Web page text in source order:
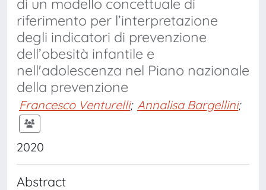
di un modello concettuale di
riferimento per l’interpretazione
degli indicatori di prevenzione
dell’obesità infantile e
nell'adolescenza nel Piano nazionale
della prevenzione
Francesco Venturelli; Annalisa Bargellini;
2020
Abstract